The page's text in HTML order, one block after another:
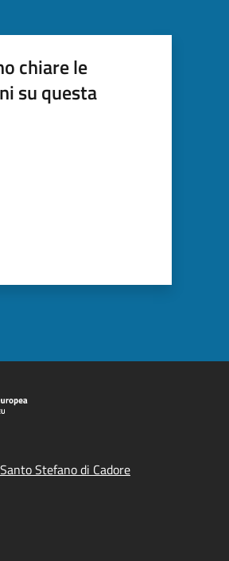
chiare le
su questa
Stefano di Cadore